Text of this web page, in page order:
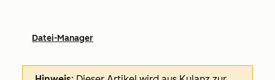
Datei-Manager